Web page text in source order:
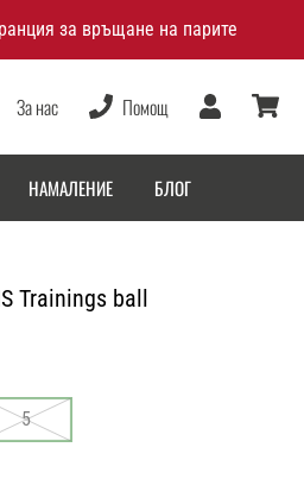
за връщане на парите
За нас Помощ
Потребител
НАМАЛЕНИЕ БЛОГ
Trainings ball
5